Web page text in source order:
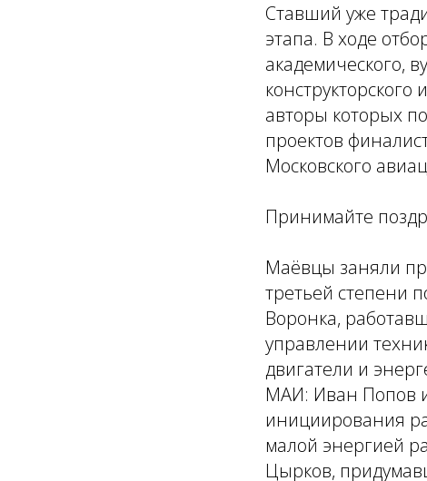
Ставший уже
этапа. В ходе
академического,
авторы которых
проектов
Московского
Принимайте
Маёвцы заняли
третьей степени
Воронка,
управлении
двигатели и
МАИ: Иван Попов и
инициирования
малой энергией
Цырков,